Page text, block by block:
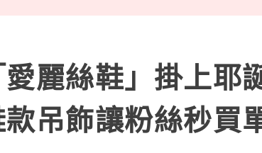
愛麗絲鞋」掛上耶
款吊飾讓粉絲秒買